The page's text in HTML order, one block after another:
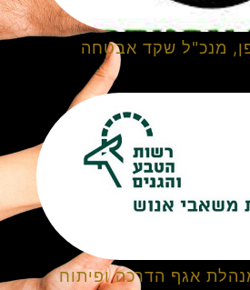
מנכ"ל שקד אבטחה
אגף הדרכה ופיתוח